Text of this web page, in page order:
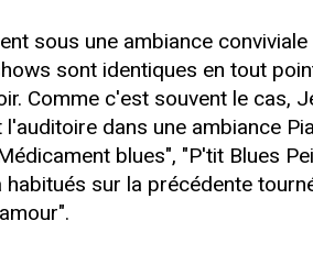
sous une ambiance
sont identiques en tout
Comme c'est souvent le cas,
dans une ambiance
blues", "P'tit Blues
habitués sur la précédente